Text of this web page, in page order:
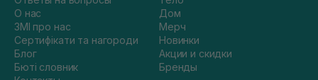
О нас
ЗМІ про нас
Сертифікати та нагороди
Блог
Бюті словник
Дом
Мерч
Новинки
Акции и скидки
Бренды